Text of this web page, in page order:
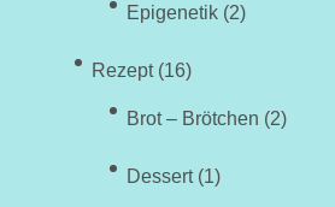
Epigenetik (2)
Rezept(16)
Brot – Brötchen (2)
Dessert(1)